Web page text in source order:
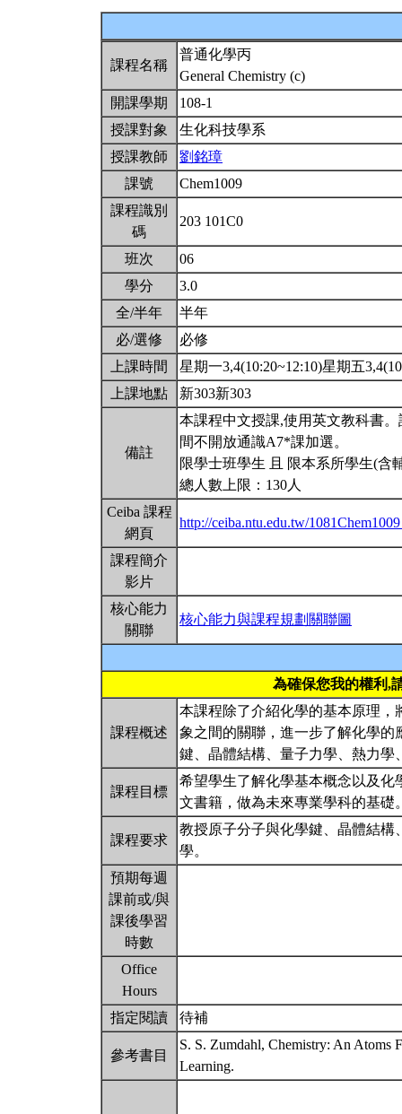
課程名稱
普通化學丙
General Chemistry (c)
開課學期
108-1
授課對象
生化科技學系
授課教師
劉銘璋
課號
Chem1009
課程識別
碼
203 101C0
班次
06
學分
3.0
全/半年
半年
必/選修
必修
上課時間
星期一3,4(10:20~12:10)星期五
上課地點
新303新303
備註
本課程中文授課,使用英文教科書
間不開放通識A7*課加選。
限學士班學生 且 限本系所學生(含
總人數上限：130人
Ceiba 課程
網頁
http://ceiba.ntu.edu.tw/
課程簡介
影片
核心能力
關聯
核心能力與課程規劃關聯圖
為確保您我的權利,
課程概述
本課程除了介紹化學的基本原理
象之間的關聯，進一步了解化學
鍵、晶體結構、量子力學、熱力
課程目標
希望學生了解化學基本概念以及
文書籍，做為未來專業學科的基礎
課程要求
教授原子分子與化學鍵、晶體結
學。
預期每週
課前或/與
課後學習
時數
Office
Hours
指定閱讀
待補
參考書目
S. S. Zumdahl, Chemistry: An Atoms
Learning.